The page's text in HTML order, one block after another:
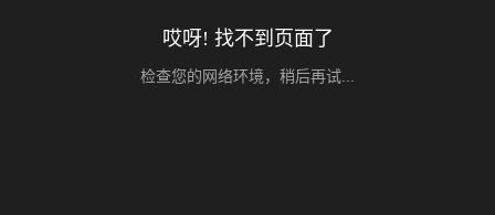
哎呀! 找不到页面了
检查您的网络环境，稍后再试...